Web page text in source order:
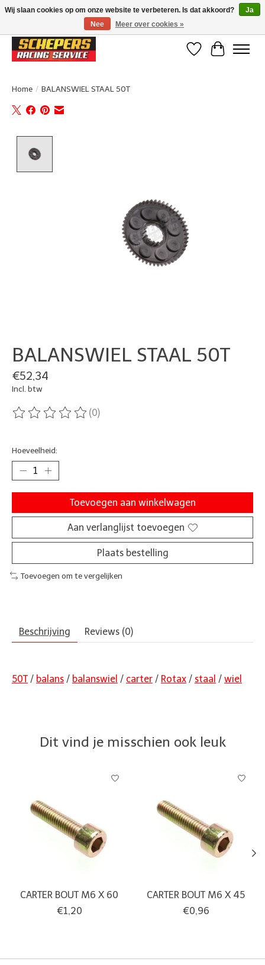
Klanten beoordelen ons met een 4,8/5 op Google reviews
Verlanglijst
Home / BALANSWIEL STAAL 50T
BALANSWIEL STAAL 50T
€52,34
Incl. btw
De beoordeling van dit product is
(0)
Hoeveelheid:
Toevoegen aan winkelwagen
Aan verlanglijst toevoegen
Plaats bestelling
Toevoegen om te vergelijken
Beschrijving Reviews (0)
50T / balans / balanswiel / carter / Rotax / staal / wiel
Dit vind je misschien ook leuk
Items van productcarrousel
CARTER BOUT M6 X 60
€1,20
CARTER BOUT M6 X 45
€0,96
Wij slaan cookies op om onze website te verbeteren. Is dat akkoord?
Ja
Nee
Meer over cookies »